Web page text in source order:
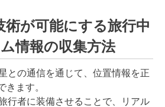
術が可能にする旅行中
情報の収集方法
との通信を通じて、位置情報を正
きます。
行者に装備させることで、リアル